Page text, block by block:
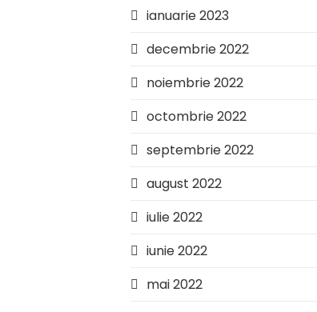
ianuarie 2023
decembrie 2022
noiembrie 2022
octombrie 2022
septembrie 2022
august 2022
iulie 2022
iunie 2022
mai 2022